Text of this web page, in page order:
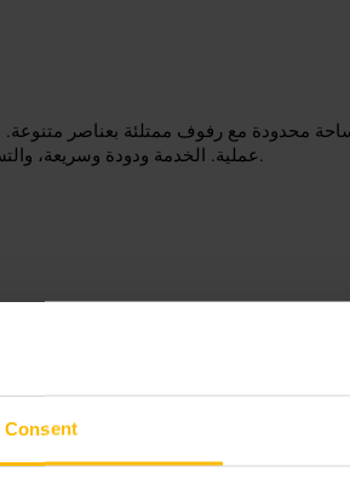
Consent
محدودة مع رفوف ممتلئة بعناصر متنوعة.
عملية. الخدمة ودودة وسريعة، والتسوق مناسب للعائلات والأزواج والزائرين المنفردين.
لوقفة قصيرة أثناء جولة في وسط المدينة.
٨٣ هاي ستريت، إدنبرة إي إتش ١ ١ إس آر، يو كيه